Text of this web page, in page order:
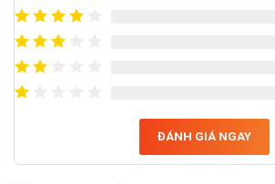
ĐÁNH GIÁ NGAY